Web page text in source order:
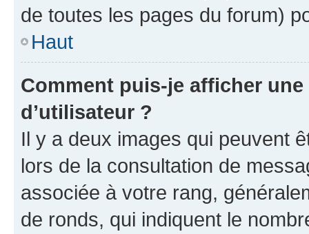
de toutes les pages du forum)
Haut
Comment puis-je afficher
d’utilisateur ?
Il y a deux images qui peuvent
lors de la consultation de
associée à votre rang,
de ronds, qui indiquent le